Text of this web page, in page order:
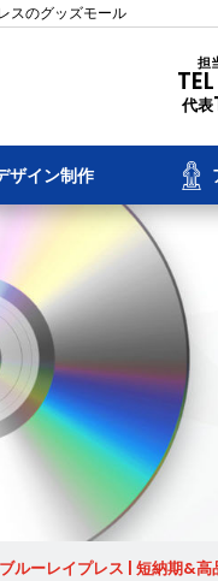
スのグッズモール
担
TEL
代表
ザイン制作
ルーレイプレス | 短納期&高